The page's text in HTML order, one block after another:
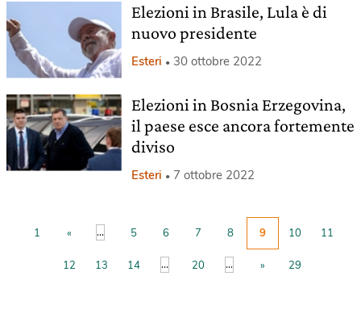
Elezioni in Brasile, Lula è di
nuovo presidente
Esteri 30 ottobre 2022
Elezioni in Bosnia Erzegovina,
il paese esce ancora fortemente
diviso
Esteri 7 ottobre 2022
1 « ... 5 6 7 8 9 10 11
12 13 14 ... 20 ... » 29